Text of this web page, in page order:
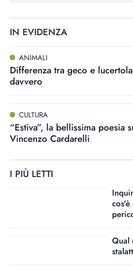
IN EVIDENZA
ANIMALI
Differenza tra geco e
davvero
CULTURA
“Estiva”, la bellissima poesia
Vincenzo Cardarelli
I PIÙ LETTI
Qual